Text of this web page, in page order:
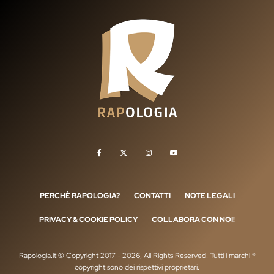
PERCHÈ RAPOLOGIA? CONTATTI NOTE LEGALI
PRIVACY & COOKIE POLICY COLLABORA CON NOI!
Rapologia.it © Copyright 2017 - 2026, All Rights Reserved. Tutti i marchi ®
copyright sono dei rispettivi proprietari.